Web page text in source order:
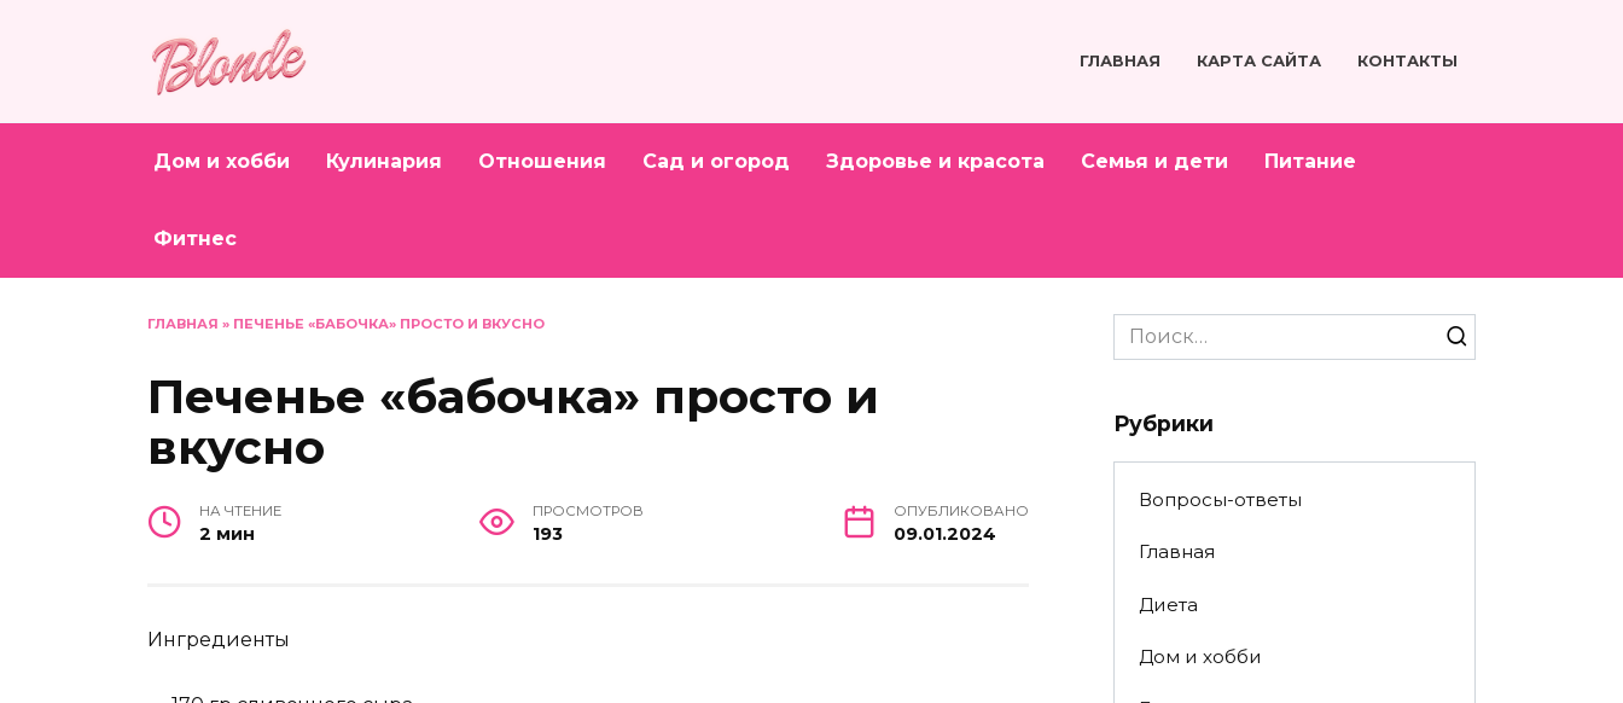
ГЛАВНАЯ КАРТА САЙТА КОНТАКТЫ
Дом и хобби Кулинария Отношения Сад и огород Здоровье и красота Семья и дети Питание
Фитнес
ГЛАВНАЯ » ПЕЧЕНЬЕ «БАБОЧКА» ПРОСТО И ВКУСНО
Печенье «бабочка» просто и
вкусно
НА ЧТЕНИЕ
2 мин
ПРОСМОТРОВ
193
ОПУБЛИКОВАНО
09.01.2024
Ингредиенты
Search
for:
Рубрики
Вопросы-ответы
Главная
Диета
Дом и хобби